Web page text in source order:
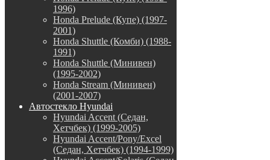
1996)
Honda Prelude (Купе) (1997-
2001)
Honda Shuttle (Комби) (1988-
1991)
Honda Shuttle (Минивен)
(1995-2002)
Honda Stream (Минивен)
(2001-2007)
Автостекло Hyundai
Hyundai Accent (Седан,
Хетчбек) (1999-2005)
Hyundai Accent/Pony/Excel
(Седан, Хетчбек) (1994-1999)